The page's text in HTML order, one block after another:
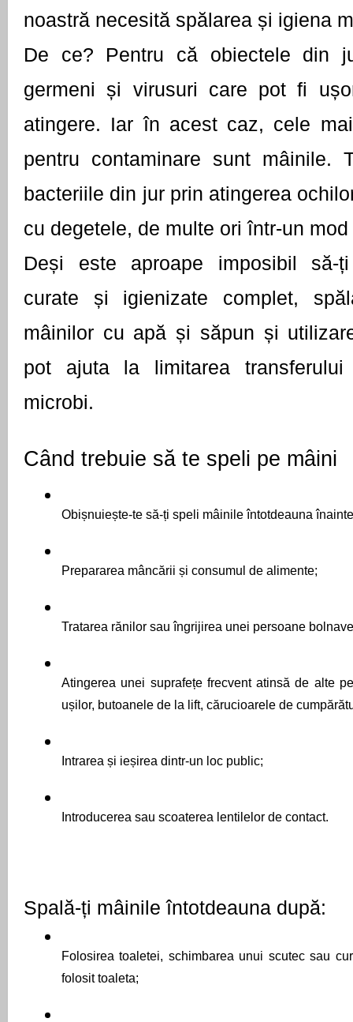
noastră necesită spălarea și igiena
De ce? Pentru că obiectele din
germeni și virusuri care pot fi
atingere. Iar în acest caz, cele
pentru contaminare sunt mâinile.
bacteriile din jur prin atingerea
cu degetele, de multe ori într-un
Deși este aproape imposibil să-
curate și igienizate complet,
mâinilor cu apă și săpun și
pot ajuta la limitarea
microbi.
Când trebuie să te speli pe mâini
Obișnuiește-te să-ți speli mâinile întotdeauna
Prepararea mâncării și consumul de alimente;
Tratarea rănilor sau îngrijirea unei persoane
Atingerea unei suprafețe frecvent atinsă de alte
ușilor, butoanele de la lift, cărucioarele de
Intrarea și ieșirea dintr-un loc public;
Introducerea sau scoaterea lentilelor de contact.
Spală-ți mâinile întotdeauna după:
Folosirea toaletei, schimbarea unui scutec sau
folosit toaleta;